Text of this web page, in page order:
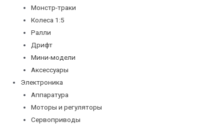
Монстр-траки
Колеса 1:5
Ралли
Дрифт
Мини-модели
Аксессуары
Электроника
Аппаратура
Моторы и регуляторы
Сервоприводы